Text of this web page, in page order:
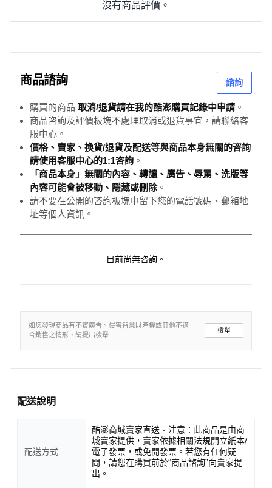
沒有商品評價。
商品諮詢 諮詢
購買的商品 取消/退貨請在我的酷澎購買記錄中申請 。
商品咨詢及評價板塊不處理取消或退貨事宜，請聯絡客
服中心。
價格、賣家、換貨/退貨及配送等與商品本身無關的咨詢
請使用客服中心的1:1咨詢 。
「商品本身」無關的內容、轉讓、廣告、辱罵、洗版等
內容可能會被移動、隱藏或刪除。
請不要在公開的咨詢板塊中留下您的電話號碼、郵箱地
址等個人資訊。
目前尚無咨詢。
如您發現商品有不實廣告、侵害智慧財產權或其他不適
合銷售之情形，請提出檢舉
檢舉
配送說明
配送方式
酷澎商城賣家直送。注意：此商品是由商
城賣家提供，賣家依據相關法規開立紙本/
電子發票，或免開發票。若您有任何疑
問，請您在購買前於“商品諮詢”向賣家提
出。